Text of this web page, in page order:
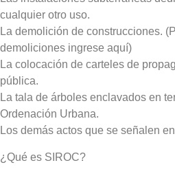
cualquier otro uso.
La demolición de construcciones.
demoliciones ingrese aquí)
La colocación de carteles de
pública.
La tala de árboles enclavados en
Ordenación Urbana.
Los demás actos que se señalen
¿Qué es SIROC?